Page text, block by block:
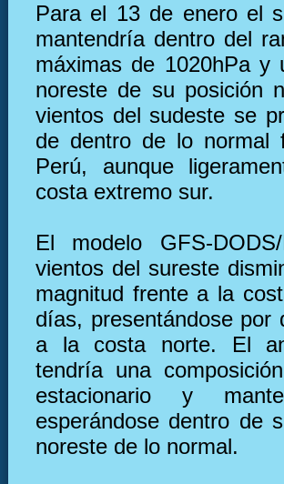
Para el 13 de enero el
mantendría dentro del
máximas de 1020hPa y
noreste de su posición
vientos del sudeste se
de dentro de lo
Perú, aunque
costa extremo sur.
El modelo GFS-
vientos del sureste
magnitud frente a la
días, presentándose por
a la costa norte. El
tendría una
estacionario y
esperándose dentro de
noreste de lo normal.